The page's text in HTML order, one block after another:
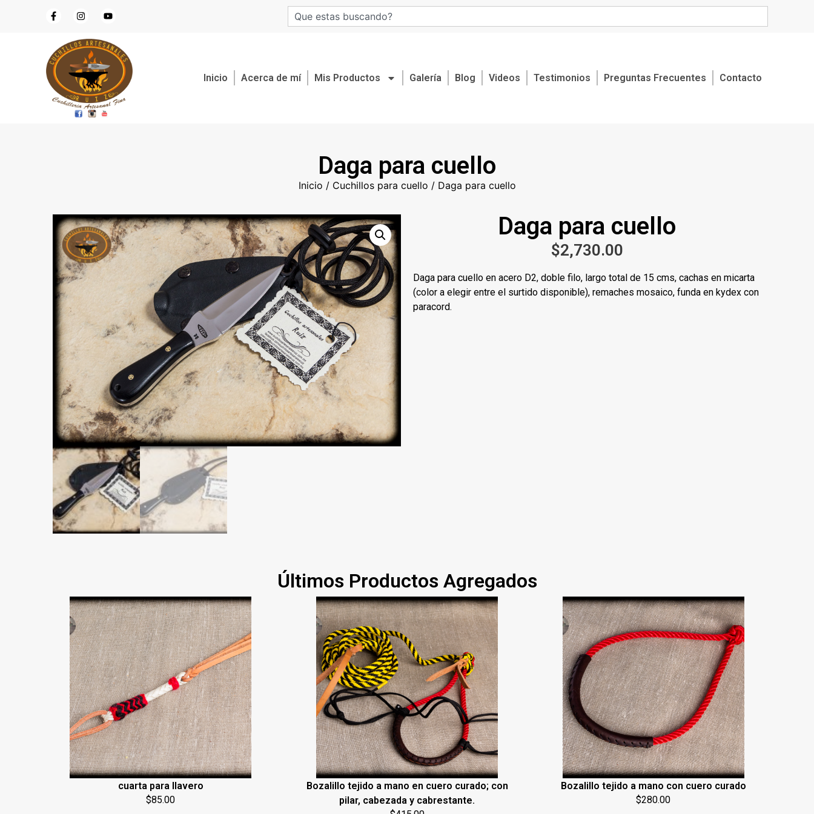
Inicio Acerca de mí Mis Productos Galería Blog Videos Testimonios Preguntas Frecuentes Contacto
Daga para cuello
Inicio / Cuchillos para cuello / Daga para cuello
Daga para cuello
$2,730.00
Daga para cuello en acero D2, doble filo, largo total de 15 cms, cachas en micarta
(color a elegir entre el surtido disponible), remaches mosaico, funda en kydex con
paracord.
Últimos Productos Agregados
cuarta para llavero
$85.00
Bozalillo tejido a mano en cuero curado; con
pilar, cabezada y cabrestante.
Bozalillo tejido a mano con cuero curado
$280.00